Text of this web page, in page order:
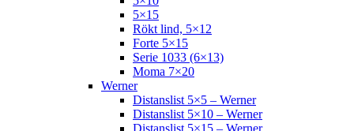
5×15
Rökt lind, 5×12
Forte 5×15
Serie 1033 (6×13)
Moma 7×20
Werner
Distanslist 5×5 – Werner
Distanslist 5×10 – Werner
Distanslist 5×15 – Werner